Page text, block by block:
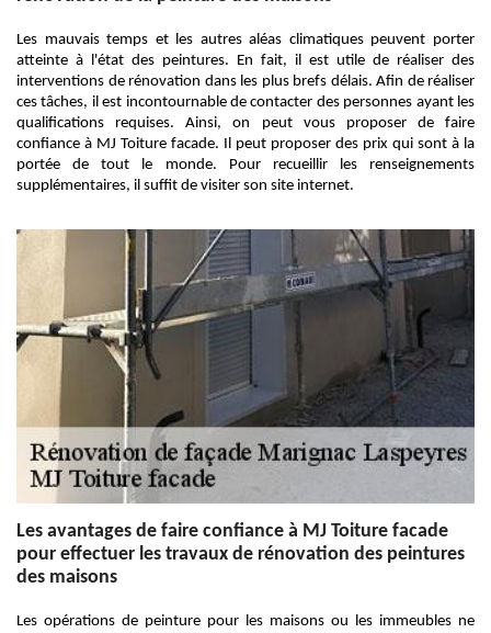
Les mauvais temps et les autres aléas climatiques peuvent porter
atteinte à l'état des peintures. En fait, il est utile de réaliser des
interventions de rénovation dans les plus brefs délais. Afin de réaliser
ces tâches, il est incontournable de contacter des personnes ayant les
qualifications requises. Ainsi, on peut vous proposer de faire
confiance à MJ Toiture facade. Il peut proposer des prix qui sont à la
portée de tout le monde. Pour recueillir les renseignements
supplémentaires, il suffit de visiter son site internet.
Les avantages de faire confiance à MJ Toiture facade
pour effectuer les travaux de rénovation des peintures
des maisons
Les opérations de peinture pour les maisons ou les immeubles ne